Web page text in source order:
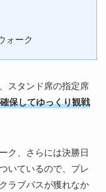
ォーク
スタンド席の指定席
保してゆっくり観戦
ク、さらには決勝日
いているので、プレ
ラブパスが獲れなか